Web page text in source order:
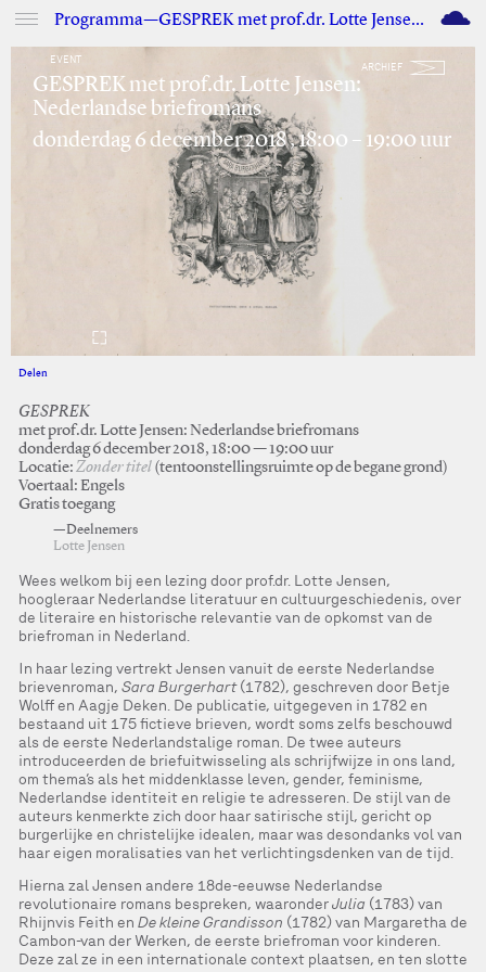
Programma—GESPREK met prof.dr. Lotte Jensen: Nederlandse briefromans M
EVENT
ARCHIEF
GESPREK met prof.dr. Lotte Jensen:
Nederlandse briefromans
donderdag 6 december 2018 , 18:00 – 19:00 uur
Delen
GESPREK
met prof.dr. Lotte Jensen: Nederlandse briefromans
donderdag 6 december 2018, 18:00 — 19:00 uur
Locatie: Zonder titel (tentoonstellingsruimte op de begane grond)
Voertaal: Engels
Gratis toegang
—Deelnemers
Lotte Jensen
Wees welkom bij een lezing door prof.dr. Lotte Jensen,
hoogleraar Nederlandse literatuur en cultuurgeschiedenis, over
de literaire en historische relevantie van de opkomst van de
briefroman in Nederland.
In haar lezing vertrekt Jensen vanuit de eerste Nederlandse
brievenroman, Sara Burgerhart(1782), geschreven door Betje
Wolff en Aagje Deken. De publicatie, uitgegeven in 1782 en
bestaand uit 175 fictieve brieven, wordt soms zelfs beschouwd
als de eerste Nederlandstalige roman. De twee auteurs
introduceerden de briefuitwisseling als schrijfwijze in ons land,
om thema’s als het middenklasse leven, gender, feminisme,
Nederlandse identiteit en religie te adresseren. De stijl van de
auteurs kenmerkte zich door haar satirische stijl, gericht op
burgerlijke en christelijke idealen, maar was desondanks vol van
haar eigen moralisaties van het verlichtingsdenken van de tijd.
Hierna zal Jensen andere 18de-eeuwse Nederlandse
revolutionaire romans bespreken, waaronderJulia (1783) van
Rhijnvis Feith en De kleine Grandisson (1782) van Margaretha de
Cambon-van der Werken, de eerste briefroman voor kinderen.
Deze zal ze in een internationale context plaatsen, en ten slotte